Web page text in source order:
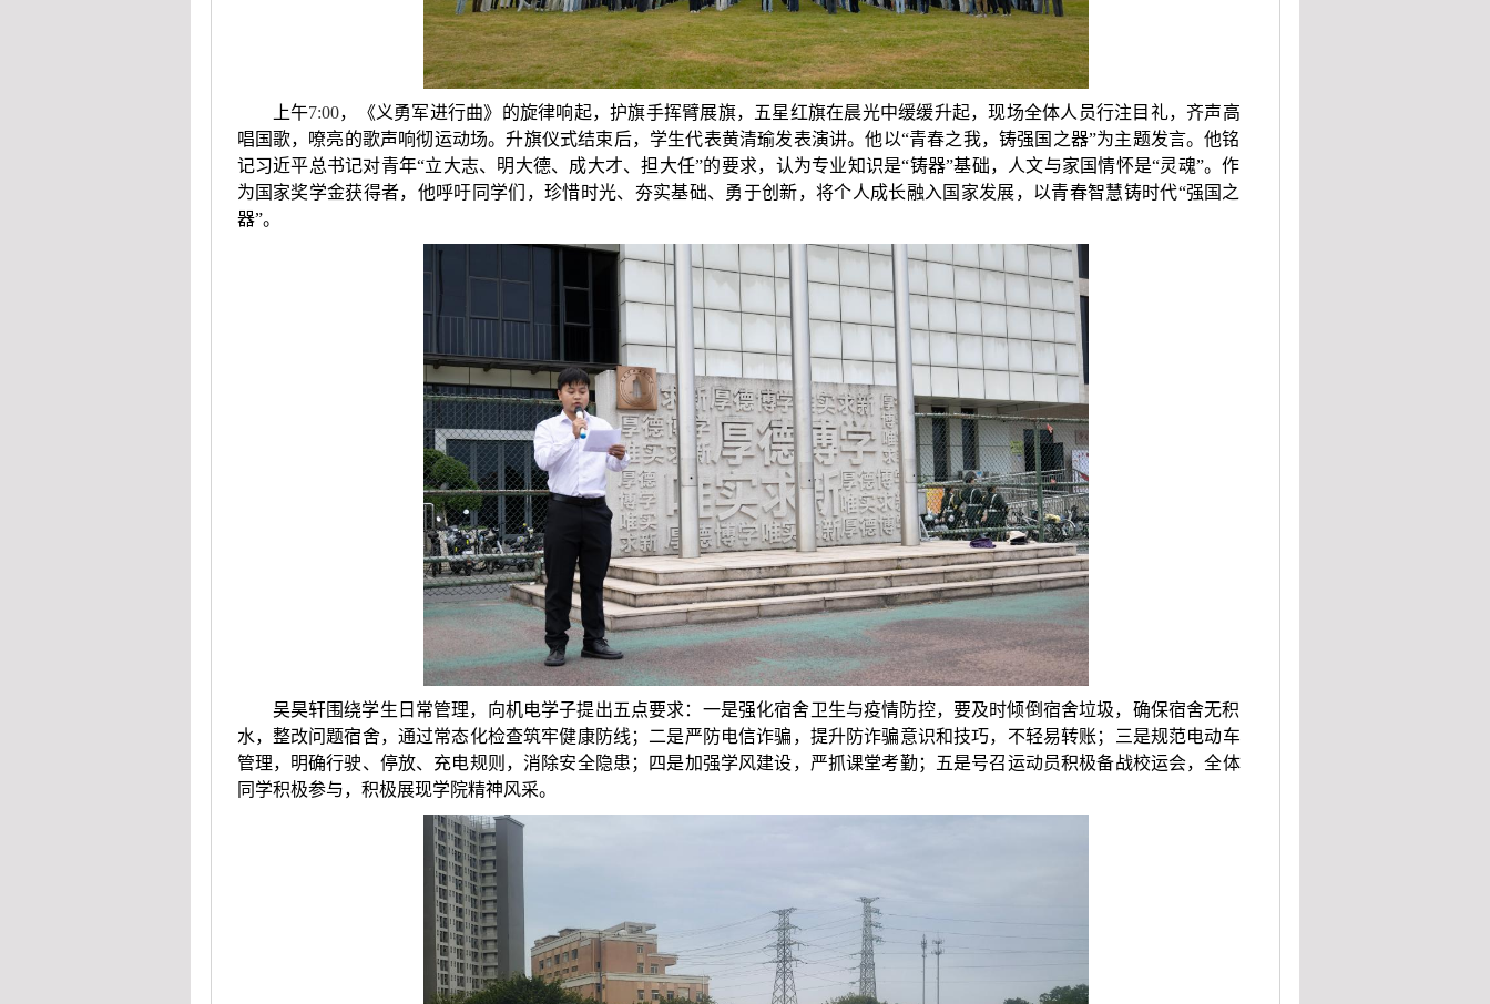
上午7:00，《义勇军进行曲》的旋律响起，护旗手挥臂展旗，五星红旗在晨光中缓缓升起，现场全体人员行注目礼，齐声高
唱国歌，嘹亮的歌声响彻运动场。升旗仪式结束后，学生代表黄清瑜发表演讲。他以“青春之我，铸强国之器”为主题发言。他铭
记习近平总书记对青年“立大志、明大德、成大才、担大任”的要求，认为专业知识是“铸器”基础，人文与家国情怀是“灵魂”。作
为国家奖学金获得者，他呼吁同学们，珍惜时光、夯实基础、勇于创新，将个人成长融入国家发展，以青春智慧铸时代“强国之
器”。
吴昊轩围绕学生日常管理，向机电学子提出五点要求：一是强化宿舍卫生与疫情防控，要及时倾倒宿舍垃圾，确保宿舍无积
水，整改问题宿舍，通过常态化检查筑牢健康防线；二是严防电信诈骗，提升防诈骗意识和技巧，不轻易转账；三是规范电动车
管理，明确行驶、停放、充电规则，消除安全隐患；四是加强学风建设，严抓课堂考勤；五是号召运动员积极备战校运会，全体
同学积极参与，积极展现学院精神风采。